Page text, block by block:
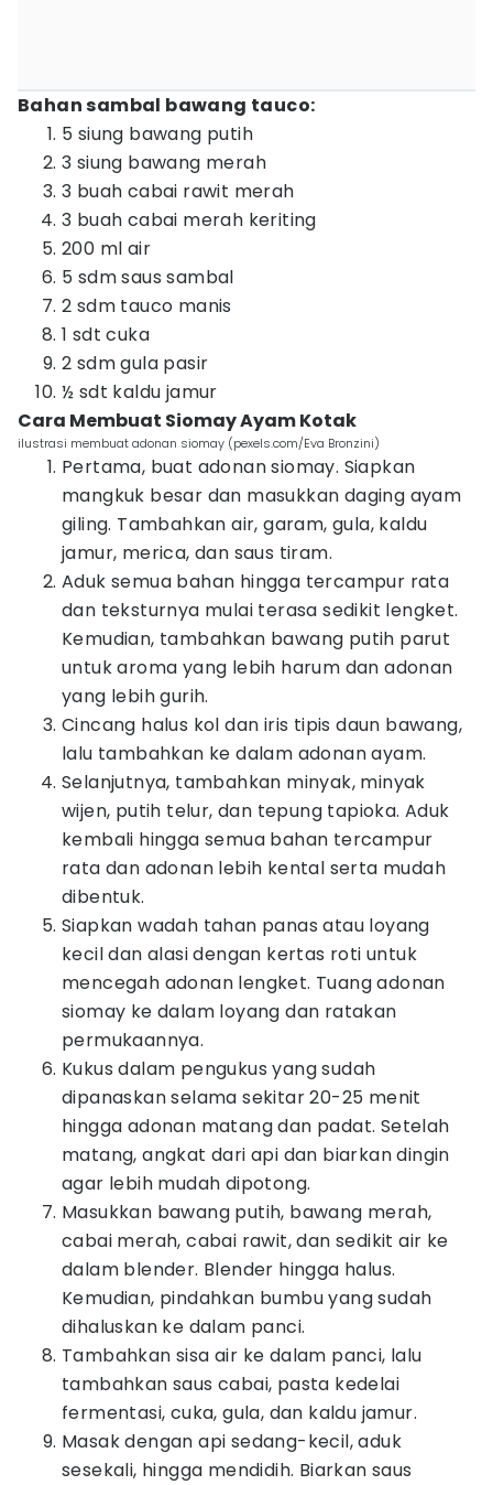
Bahan sambal bawang tauco:
5 siung bawang putih
3 siung bawang merah
3 buah cabai rawit merah
3 buah cabai merah keriting
200 ml air
5 sdm saus sambal
2 sdm tauco manis
1 sdt cuka
2 sdm gula pasir
½ sdt kaldu jamur
Cara Membuat Siomay Ayam Kotak
ilustrasi membuat adonan siomay (pexels.com/Eva Bronzini)
Pertama, buat adonan siomay. Siapkan
mangkuk besar dan masukkan daging ayam
giling. Tambahkan air, garam, gula, kaldu
jamur, merica, dan saus tiram.
Aduk semua bahan hingga tercampur rata
dan teksturnya mulai terasa sedikit lengket.
Kemudian, tambahkan bawang putih parut
untuk aroma yang lebih harum dan adonan
yang lebih gurih.
Cincang halus kol dan iris tipis daun bawang,
lalu tambahkan ke dalam adonan ayam.
Selanjutnya, tambahkan minyak, minyak
wijen, putih telur, dan tepung tapioka. Aduk
kembali hingga semua bahan tercampur
rata dan adonan lebih kental serta mudah
dibentuk.
Siapkan wadah tahan panas atau loyang
kecil dan alasi dengan kertas roti untuk
mencegah adonan lengket. Tuang adonan
siomay ke dalam loyang dan ratakan
permukaannya.
Kukus dalam pengukus yang sudah
dipanaskan selama sekitar 20-25 menit
hingga adonan matang dan padat. Setelah
matang, angkat dari api dan biarkan dingin
agar lebih mudah dipotong.
Masukkan bawang putih, bawang merah,
cabai merah, cabai rawit, dan sedikit air ke
dalam blender. Blender hingga halus.
Kemudian, pindahkan bumbu yang sudah
dihaluskan ke dalam panci.
Tambahkan sisa air ke dalam panci, lalu
tambahkan saus cabai, pasta kedelai
fermentasi, cuka, gula, dan kaldu jamur.
Masak dengan api sedang-kecil, aduk
sesekali, hingga mendidih. Biarkan saus